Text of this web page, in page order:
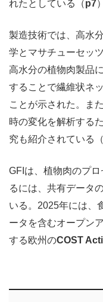
れたとしている（p7
製造技術では、高水
学とマサチューセッ
高水分の植物肉製品
することで繊維状ネ
ことが示された。ま
時の変化を解析する
究も紹介されている（
GFIは、植物肉のプ
るには、共有データ
いる。2025年には、
ータを含むオープン
する欧州のCOST